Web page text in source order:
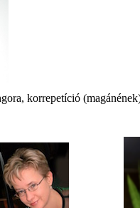
korrepetíció